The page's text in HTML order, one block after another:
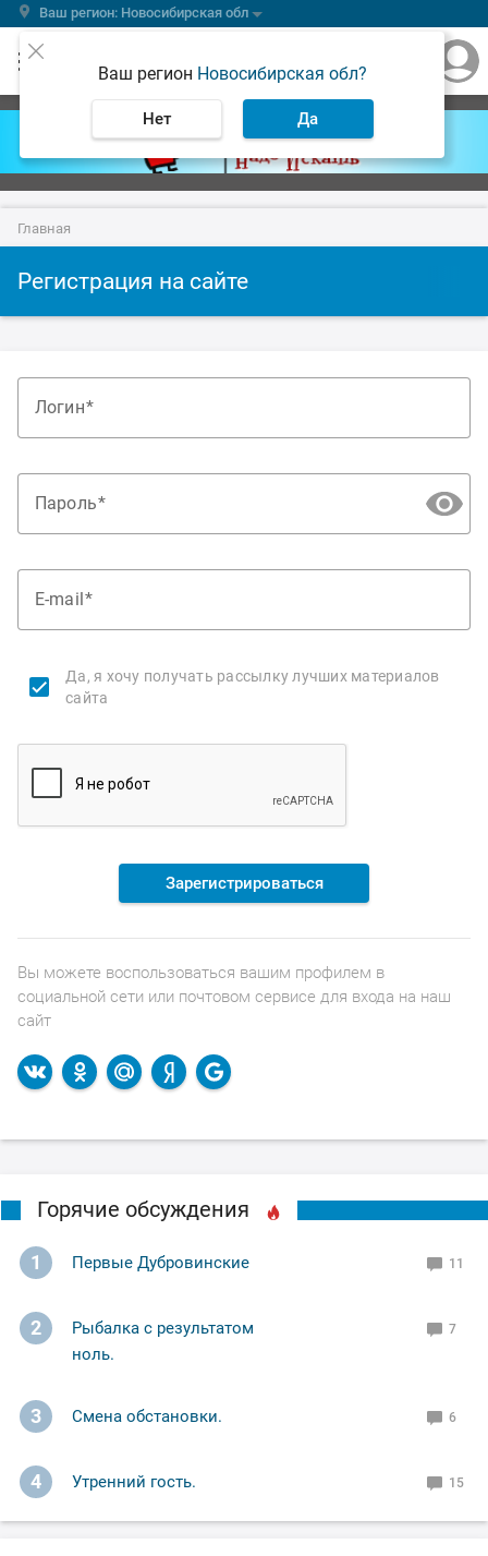
Ваш регион: Новосибирская обл
Ваш регион Новосибирская обл?
Нет Да
Главная
Регистрация на сайте
Логин
Пароль
E-mail
Да, я хочу получать рассылку лучших материалов
сайта
Зарегистрироваться
Вы можете воспользоваться вашим профилем в
социальной сети или почтовом сервисе для входа на наш
сайт
Горячие обсуждения
1 Первые Дубровинские 11
2
Рыбалка с результатом
ноль.
7
3 Смена обстановки. 6
4 Утренний гость. 15